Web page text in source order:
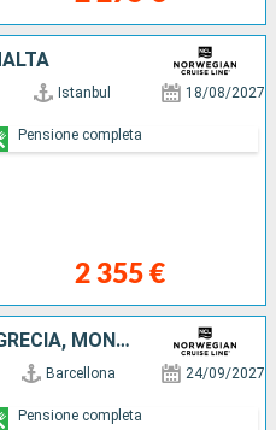
Istanbul 18/08/2027
2 355 €
Pensione completa
SPAGNA, FRANCIA, ITALIA, GRECIA, MONTENEGRO, CROAZIA
Barcellona 24/09/2027
Pensione completa